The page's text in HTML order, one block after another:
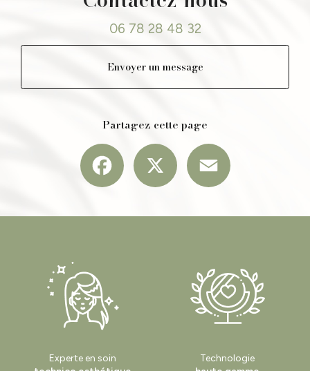
06 78 28 48 32
Envoyer un message
Partagez cette page
Facebook
Experte en soin
Technologie